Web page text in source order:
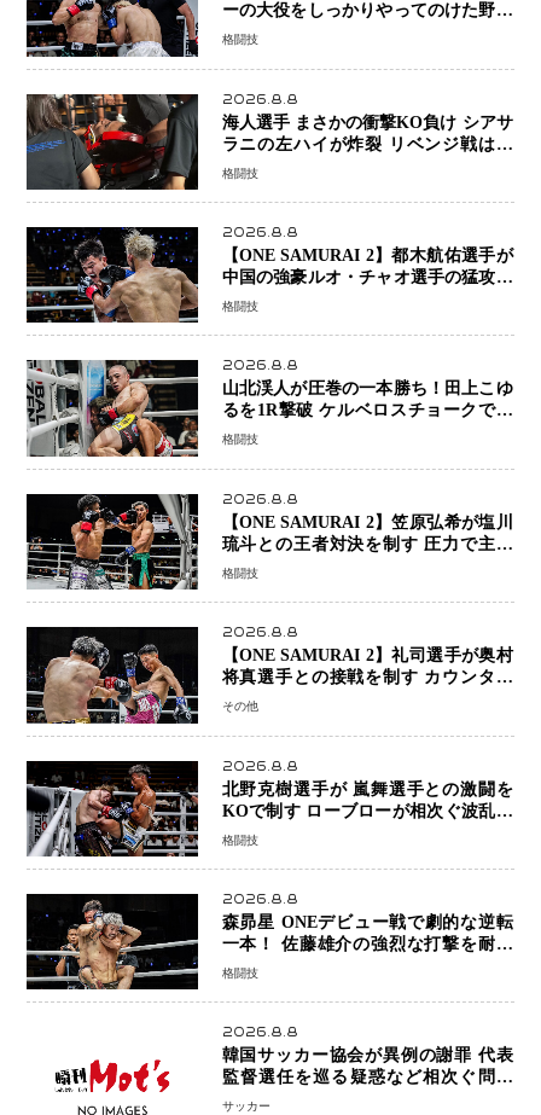
ーの大役をしっかりやってのけた野杁
正明が衝撃のリベンジ！ リウ・メン
ーで完全決着
格闘技
2026.8.8
海人選手 まさかの衝撃KO負け シアサ
ラニの左ハイが炸裂 リベンジ戦は一
瞬で決着
格闘技
2026.8.8
【ONE SAMURAI 2】都木航佑選手が
中国の強豪ルオ・チャオ選手の猛攻を
受けながらも的確な攻撃で応戦 最後
格闘技
2026.8.8
山北渓人が圧巻の一本勝ち！田上こゆ
るを1R撃破 ケルベロスチョークで存
在感を示す
格闘技
2026.8.8
【ONE SAMURAI 2】笠原弘希が塩川
琉斗との王者対決を制す 圧力で主導
権を握り判定勝利
格闘技
2026.8.8
【ONE SAMURAI 2】礼司選手が奥村
将真選手との接戦を制す カウンター
と正確な打撃で判定勝利
その他
2026.8.8
北野克樹選手が 嵐舞選手との激闘を
KOで制す ローブローが相次ぐ波乱の
展開…涙の勝利「生まれてくる娘のた
格闘技
2026.8.8
森昴星 ONEデビュー戦で劇的な逆転
一本！ 佐藤雄介の強烈な打撃を耐え
抜き、リアネイキッドチョークで勝利
格闘技
2026.8.8
韓国サッカー協会が異例の謝罪 代表
監督選任を巡る疑惑など相次ぐ問題
「組織の刷新」誓う
サッカー